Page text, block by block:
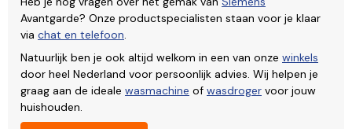
Avantgarde? Onze productspecialisten staan voor je klaar
via chat en telefoon.
Natuurlijk ben je ook altijd welkom in een van onze winkels
door heel Nederland voor persoonlijk advies. Wij helpen je
graag aan de ideale wasmachine of wasdroger voor jouw
huishouden.